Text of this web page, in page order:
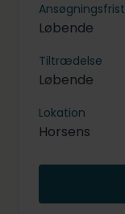
Ansøgningsfrist
Løbende
Tiltrædelse
Løbende
Lokation
Horsens